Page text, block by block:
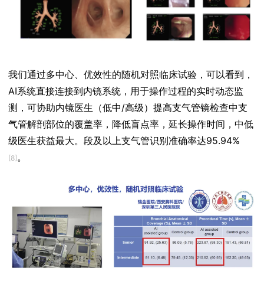
我们通过多中心、优效性的随机对照临床试验，可以看到，
AI系统直接连接到内镜系统，用于操作过程的实时动态监
测，可协助内镜医生（低中/高级）提高支气管镜检查中支
气管解剖部位的覆盖率，降低盲点率，延长操作时间，中低
级医生获益最大。段及以上支气管识别准确率达95.94%
[8] 。